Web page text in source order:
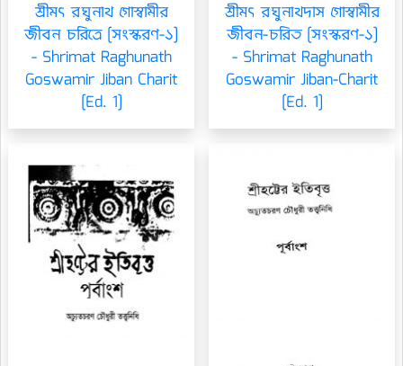
শ্রীমৎ রঘুনাথ গোস্বামীর
জীবন চরিত্রে [সংস্করণ-১]
- Shrimat Raghunath
Goswamir Jiban Charit
[Ed. 1]
শ্রীমৎ রঘুনাথদাস গোস্বামীর
জীবন-চরিত [সংস্করণ-১]
- Shrimat Raghunath
Goswamir Jiban-Charit
[Ed. 1]